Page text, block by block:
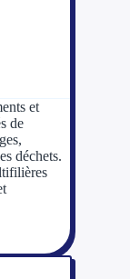
nous
et
de
déchets.